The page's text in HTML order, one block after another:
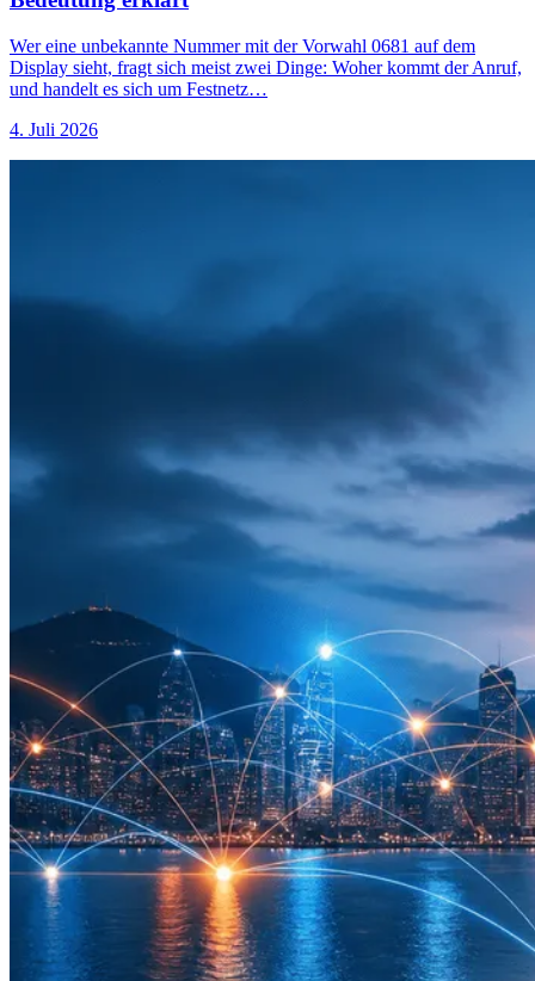
Wer eine unbekannte Nummer mit der Vorwahl 0681 auf dem
Display sieht, fragt sich meist zwei Dinge: Woher kommt der Anruf,
und handelt es sich um Festnetz…
4. Juli 2026